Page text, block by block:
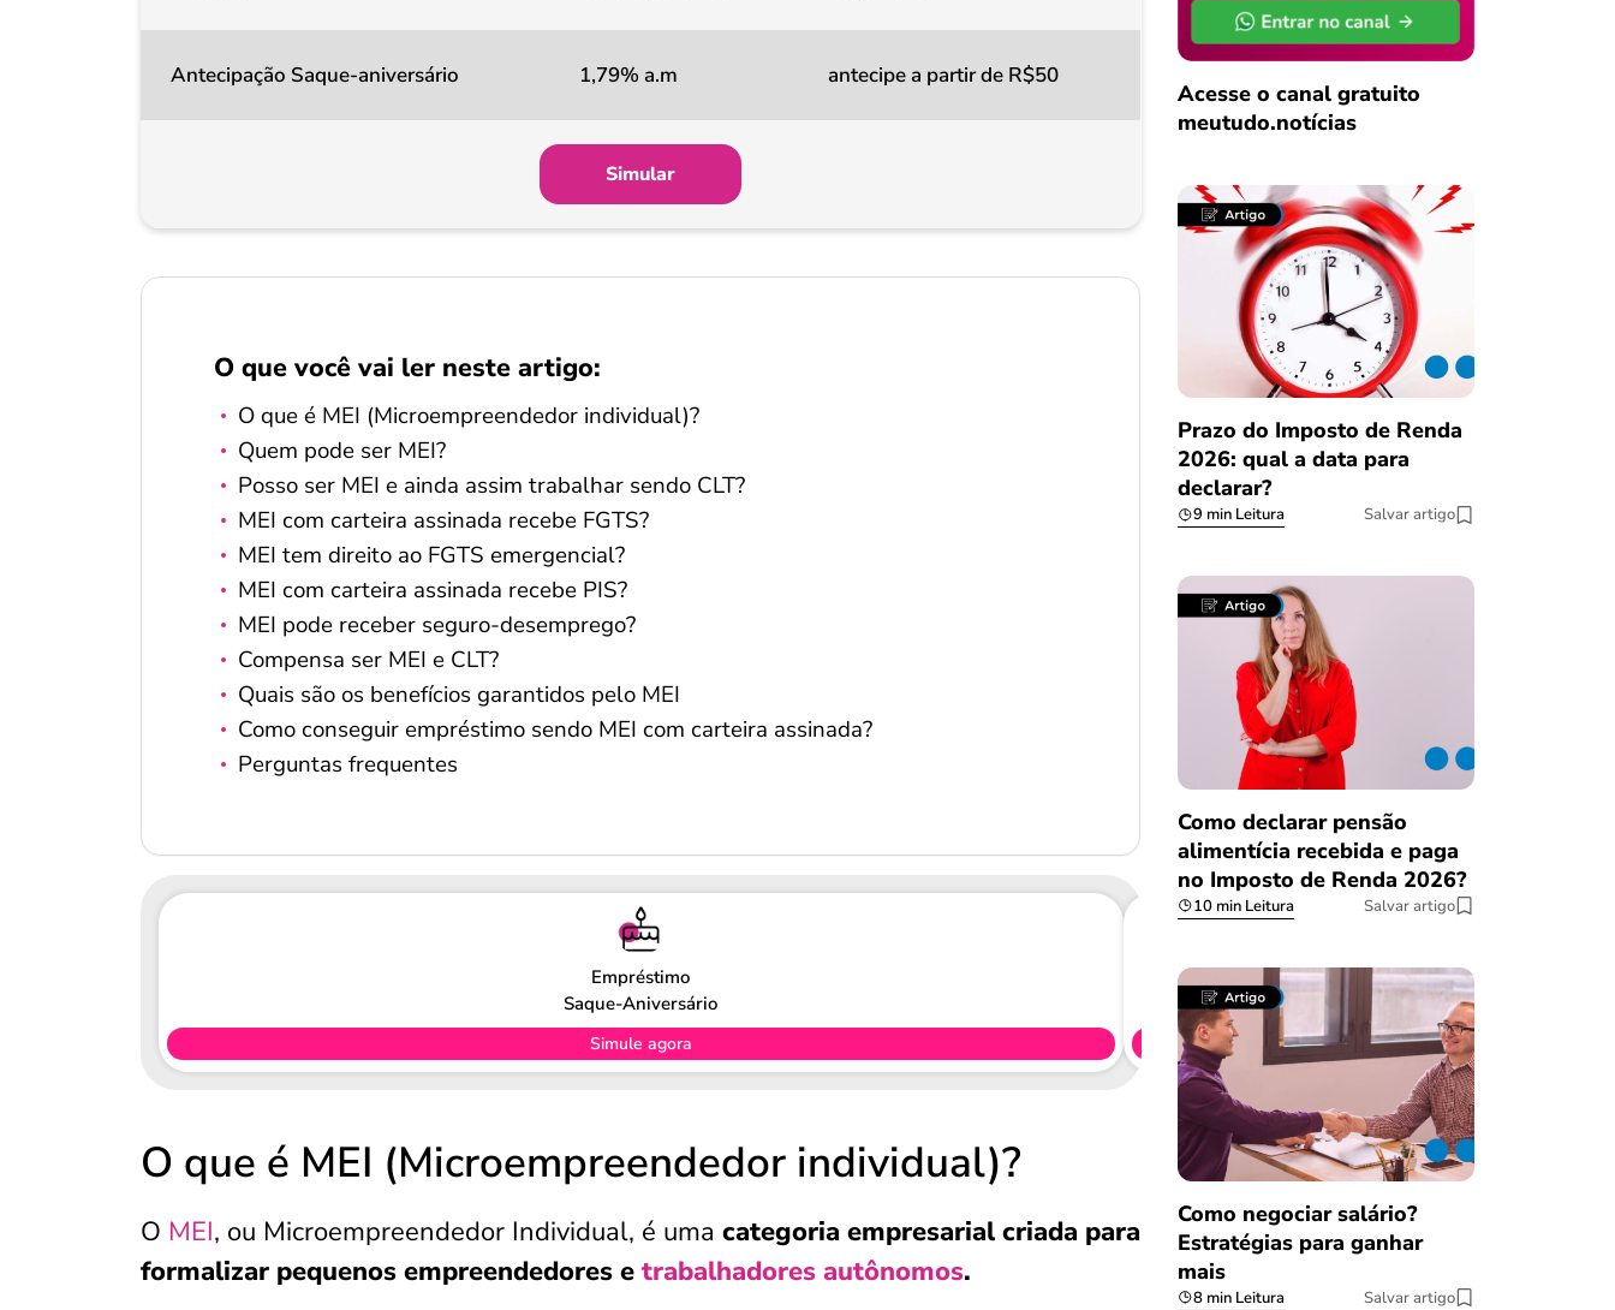
Antecipação Saque-aniversário 1,79% a.m antecipe a partir de R$50
Simular
O que você vai ler neste artigo:
O que é MEI (Microempreendedor individual)?
Quem pode ser MEI?
Posso ser MEI e ainda assim trabalhar sendo CLT?
MEI com carteira assinada recebe FGTS?
MEI tem direito ao FGTS emergencial?
MEI com carteira assinada recebe PIS?
MEI pode receber seguro-desemprego?
Compensa ser MEI e CLT?
Quais são os benefícios garantidos pelo MEI
Como conseguir empréstimo sendo MEI com carteira assinada?
Perguntas frequentes
Empréstimo
Saque-Aniversário
Simule agora
O que é MEI (Microempreendedor individual)?
O MEI, ou Microempreendedor Individual, é uma categoria empresarial criada para
formalizar pequenos empreendedores e trabalhadores autônomos.
Acesse o canal gratuito
meutudo.notícias
Prazo do Imposto de Renda
2026: qual a data para
declarar?
9 min Leitura Salvar artigo
Como declarar pensão
alimentícia recebida e paga
no Imposto de Renda 2026?
10 min Leitura Salvar artigo
Como negociar salário?
Estratégias para ganhar
mais
8 min Leitura Salvar artigo